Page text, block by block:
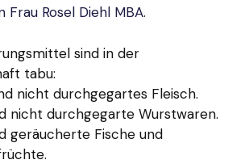
Frau Rosel Diehl MBA.
sind in der
tabu:
nicht durchgegartes Fleisch.
nicht durchgegarte Wurstwaren.
geräucherte Fische und